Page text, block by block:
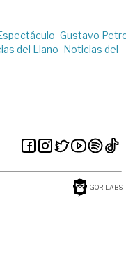
Gustavo
del Llano Noticias del
GORILABS